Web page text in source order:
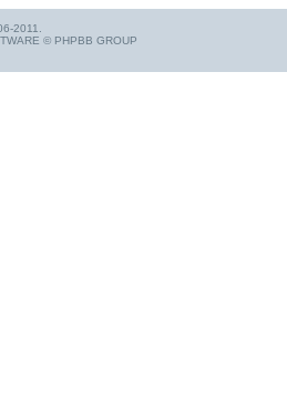
2011.
© PHPBB GROUP